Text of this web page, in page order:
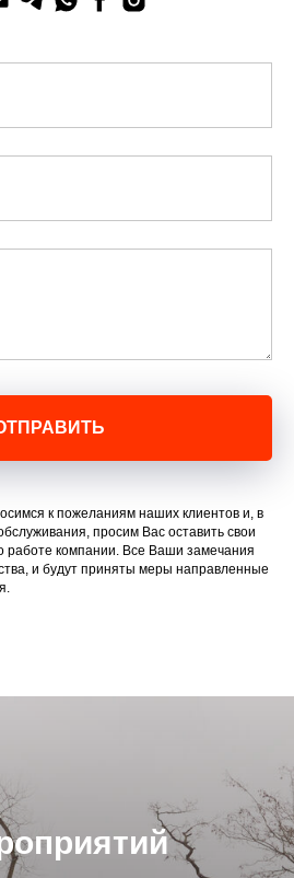
к пожеланиям наших клиентов и, в
просим Вас оставить свои
работе компании. Все Ваши замечания
и будут приняты меры направленные